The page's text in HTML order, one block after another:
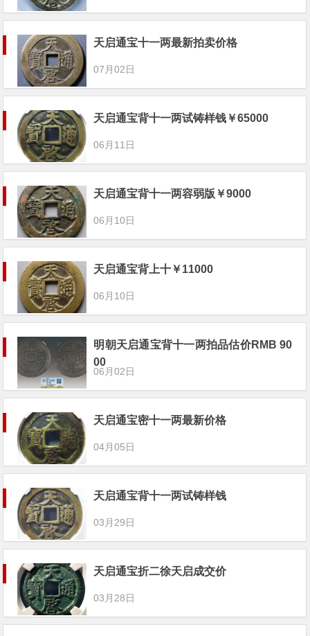
天启通宝十一两最新拍卖价格
07月02日
天启通宝背十一两试铸样钱￥65000
06月11日
天启通宝背十一两容弱版￥9000
06月10日
天启通宝背上十￥11000
06月10日
明朝天启通宝背十一两拍品估价RMB 90
00
06月02日
天启通宝密十一两最新价格
04月05日
天启通宝背十一两试铸样钱
03月29日
天启通宝折二徐天启成交价
03月28日